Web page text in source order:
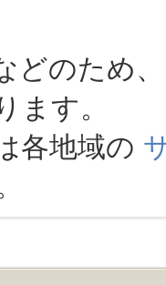
どのため
ます。
各地域の